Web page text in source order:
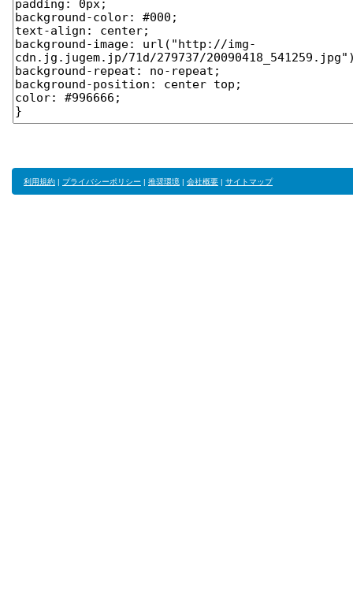
利用規約 | プライバシーポリシー | 推奨環境 | 会社概要 | サイトマップ